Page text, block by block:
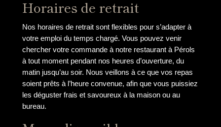
Horaires de retrait
Nos horaires de retrait sont flexibles pour s’adapter à
votre emploi du temps chargé. Vous pouvez venir
chercher votre commande à notre restaurant à Pérols
à tout moment pendant nos heures d’ouverture, du
matin jusqu’au soir. Nous veillons à ce que vos repas
soient prêts à l’heure convenue, afin que vous puissiez
les déguster frais et savoureux à la maison ou au
bureau.